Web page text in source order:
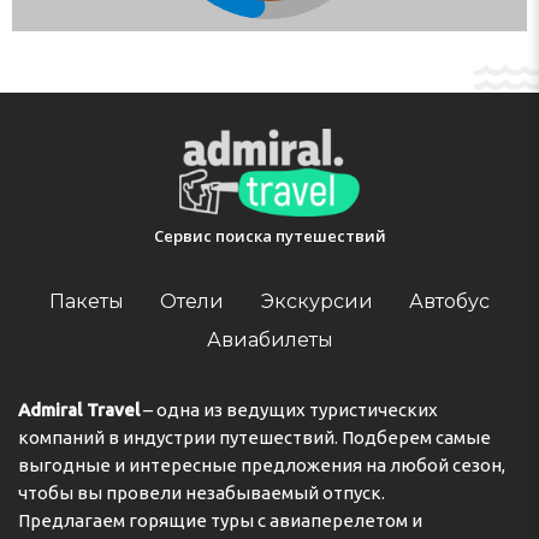
contact details provided in your confirmation. Guests are
subject to availability and additional charges may apply.
parties. Managed by a private host
Check-in from 15:00 to 00:00
Check-out from 07:00 to 11:00
Avenida de la Playa, 4, 35138, Mogán, Spain
Сервис поиска путешествий
Пакеты Отели Экскурсии
Автобус
Авиабилеты
Admiral Travel– одна из ведущих туристических
компаний в индустрии путешествий. Подберем самые
выгодные и интересные предложения на любой сезон,
чтобы вы провели незабываемый отпуск.
Предлагаем горящие туры с авиаперелетом и